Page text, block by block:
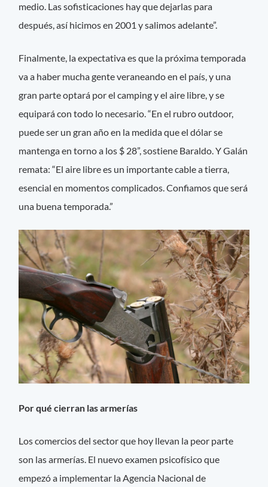
medio. Las sofisticaciones hay que dejarlas para
después, así hicimos en 2001 y salimos adelante”.
Finalmente, la expectativa es que la próxima temporada
va a haber mucha gente veraneando en el país, y una
gran parte optará por el camping y el aire libre, y se
equipará con todo lo necesario. “En el rubro outdoor,
puede ser un gran año en la medida que el dólar se
mantenga en torno a los $ 28”, sostiene Baraldo. Y Galán
remata: “El aire libre es un importante cable a tierra,
esencial en momentos complicados. Confiamos que será
una buena temporada.”
Por qué cierran las armerías
Los comercios del sector que hoy llevan la peor parte
son las armerías. El nuevo examen psicofísico que
empezó a implementar la Agencia Nacional de